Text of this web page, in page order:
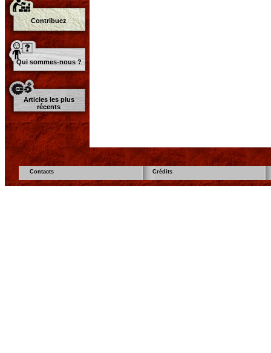
Contribuez
Qui sommes-nous ?
Articles les plus
récents
Contacts Crédits